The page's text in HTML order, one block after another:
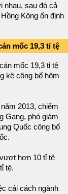
nhau, sau đó cả
Kông ổn định
mốc 19,3 tỉ tệ
mốc 19,3 tỉ tệ
kê công bố hôm
2013, chiếm
Gang, phó giám
Quốc công bố
hơn 10 tỉ tệ
tệ.
cải cách ngành